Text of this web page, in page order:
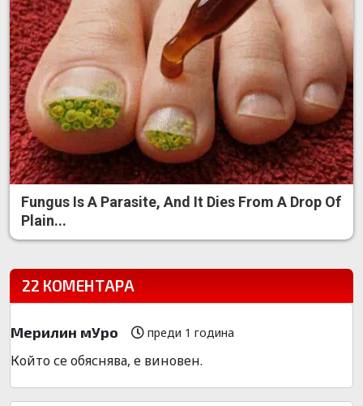
Fungus Is A Parasite, And It Dies From A Drop Of
Plain...
22 КОМЕНТАРА
Мерилин мУро преди 1 година
Който се обяснява, е виновен.